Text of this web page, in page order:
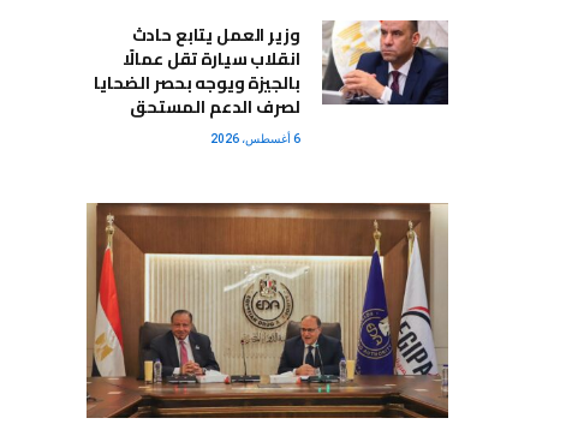
وزير العمل يتابع حادث
انقلاب سيارة تقل عمالًا
بالجيزة ويوجه بحصر الضحايا
لصرف الدعم المستحق
6 أغسطس، 2026